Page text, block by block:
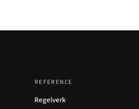
REFERENCE
Regelverk